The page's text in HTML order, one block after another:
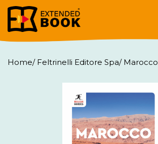
Home/ Feltrinelli Editore Spa/ Marocco